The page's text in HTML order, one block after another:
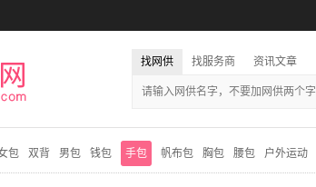
找网供 找服务商 资讯文章
包 双背 男包 钱包 手包 帆布包 胸包 腰包 户外运动